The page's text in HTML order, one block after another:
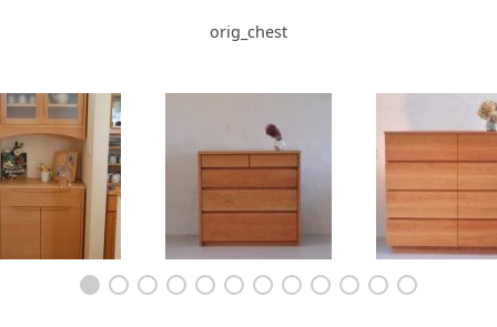
orig_chest
幅90cmのチェリーの箪
チェリーの箪笥
と吊戸棚 c5027